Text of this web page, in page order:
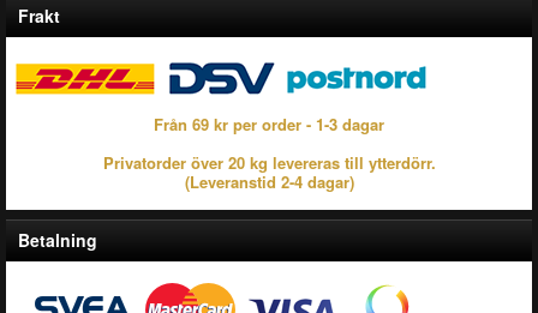
Frakt
Från 69 kr per order - 1-3 dagar
Privatorder över 20 kg levereras till ytterdörr.
(Leveranstid 2-4 dagar)
Betalning